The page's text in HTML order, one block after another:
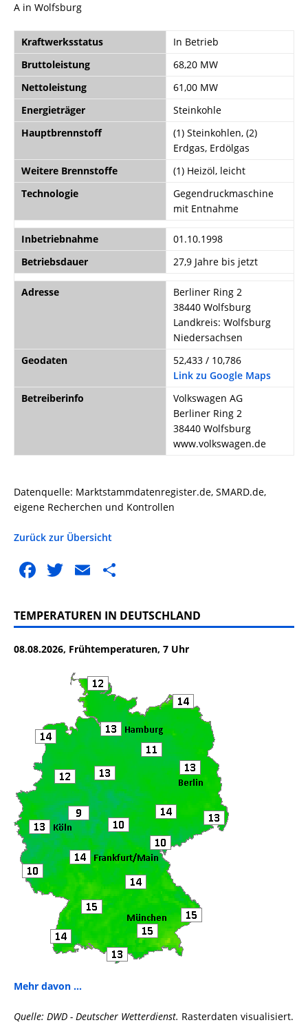
A in Wolfsburg
Kraftwerksstatus
In Betrieb
Bruttoleistung
68,20 MW
Nettoleistung
61,00 MW
Energieträger
Steinkohle
Hauptbrennstoff
(1) Steinkohlen, (2)
Erdgas, Erdölgas
Weitere Brennstoffe
(1) Heizöl, leicht
Technologie
Gegendruckmaschine
mit Entnahme
Inbetriebnahme
01.10.1998
Betriebsdauer
27,9 Jahre bis jetzt
Adresse
Berliner Ring 2
38440 Wolfsburg
Landkreis: Wolfsburg
Niedersachsen
Geodaten
52,433 / 10,786
Link zu Google Maps
Betreiberinfo
Volkswagen AG
Berliner Ring 2
38440 Wolfsburg
www.volkswagen.de
Datenquelle: Marktstammdatenregister.de, SMARD.de,
eigene Recherchen und Kontrollen
Zurück zur Übersicht
F
c
e
b
k
T
it
te
r
E
ai
l
le
n
TEMPERATUREN IN DEUTSCHLAND
08.08.2026, Frühtemperaturen, 7 Uhr
Mehr davon ...
Quelle: DWD - Deutscher Wetterdienst. Rasterdaten visualisiert.